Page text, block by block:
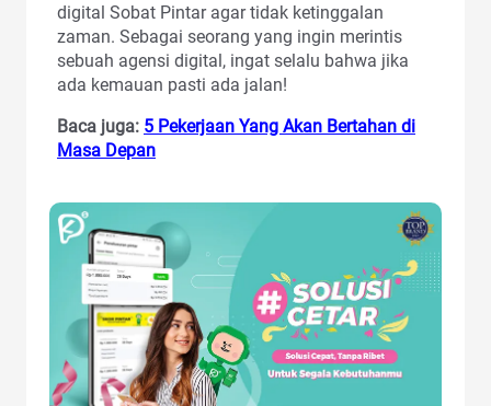
digital Sobat Pintar agar tidak ketinggalan
zaman. Sebagai seorang yang ingin merintis
sebuah agensi digital, ingat selalu bahwa jika
ada kemauan pasti ada jalan!
Baca juga: 5 Pekerjaan Yang Akan Bertahan di
Masa Depan